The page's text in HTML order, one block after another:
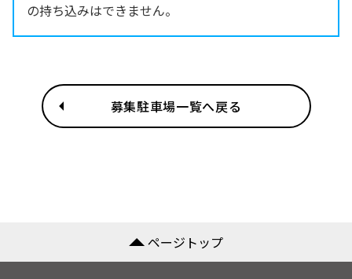
の持ち込みはできません。
募集駐車場一覧へ戻る
ページトップ